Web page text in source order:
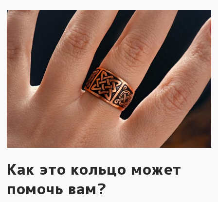
Как это кольцо может
помочь вам?